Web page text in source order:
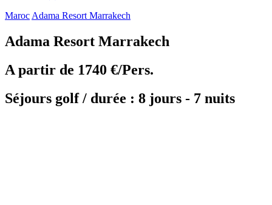
Maroc Adama Resort Marrakech
Adama Resort Marrakech
A partir de 1740 €/Pers.
Séjours golf / durée : 8 jours - 7 nuits